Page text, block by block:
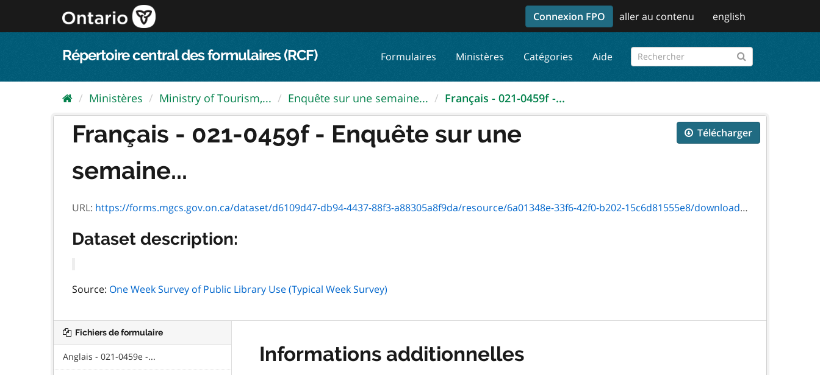
au
Connexion FPO aller au contenu english
Répertoire central des formulaires (RCF) Formulaires Ministères Catégories Aide
Ministères Ministry of Tourism,... Enquête sur une semaine... Français - 021-0459f -...
Télécharger
Français - 021-0459f - Enquête sur une
semaine...
URL: https://forms.mgcs.gov.on.ca/dataset/d6109d47-db94-4437-88f3-a88305a8f9da/resource/6a01348e-33f6-42f0-b202-15c6d81555e8/download/txt_0459f.htm
Dataset description:
Source: One Week Survey of Public Library Use (Typical Week Survey)
Fichiers de formulaire
Anglais - 021-0459e -... Informations additionnelles